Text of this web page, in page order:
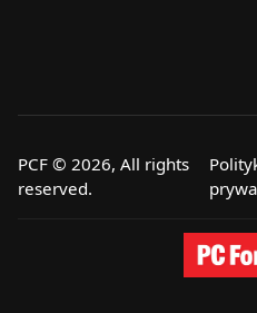
PCF © 2026, All rights
reserved.